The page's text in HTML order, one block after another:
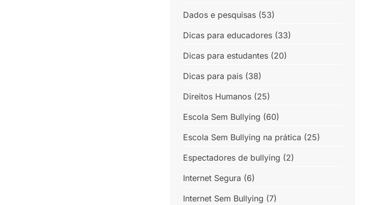
Dados e pesquisas(53)
Dicas para educadores(33)
Dicas para estudantes(20)
Dicas para pais(38)
Direitos Humanos(25)
Escola Sem Bullying (60)
Escola Sem Bullying na prática (25)
Espectadores de bullying (2)
Internet Segura (6)
Internet Sem Bullying (7)